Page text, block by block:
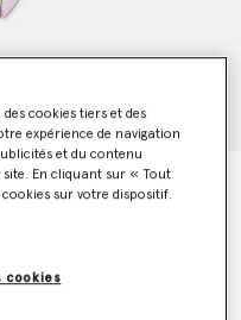
cookies tiers et des
expérience de navigation
et du contenu
En cliquant sur « Tout
sur votre dispositif.
cookies